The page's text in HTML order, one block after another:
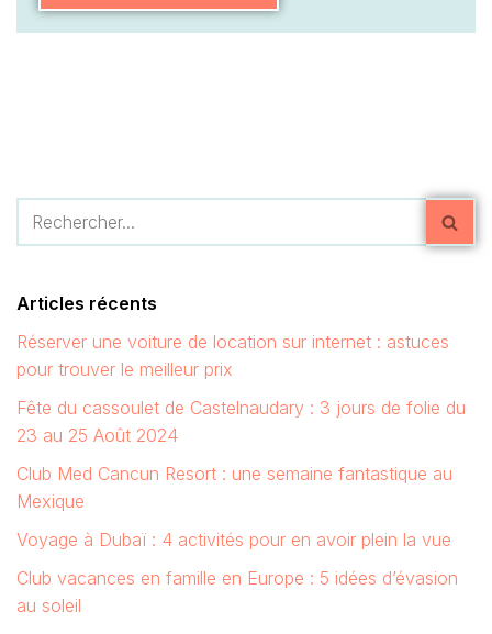
Articles récents
Réserver une voiture de location sur internet : astuces
pour trouver le meilleur prix
Fête du cassoulet de Castelnaudary : 3 jours de folie du
23 au 25 Août 2024
Club Med Cancun Resort : une semaine fantastique au
Mexique
Voyage à Dubaï : 4 activités pour en avoir plein la vue
Club vacances en famille en Europe : 5 idées d’évasion
au soleil